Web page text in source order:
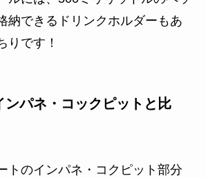
納できるドリンクホルダーもあ
りです！
ンパネ・コックピットと比
トのインパネ・コクピット部分